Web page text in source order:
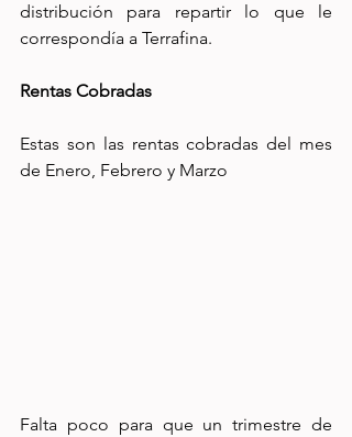
distribución para repartir lo que le
correspondía a Terrafina.
Rentas Cobradas
Estas son las rentas cobradas del mes
de Enero, Febrero y Marzo
Falta poco para que un trimestre de